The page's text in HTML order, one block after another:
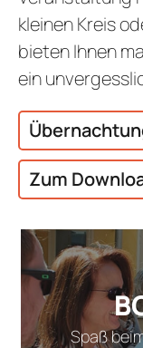
kleinen Kreis
bieten Ihnen
ein
Zum
Spaß